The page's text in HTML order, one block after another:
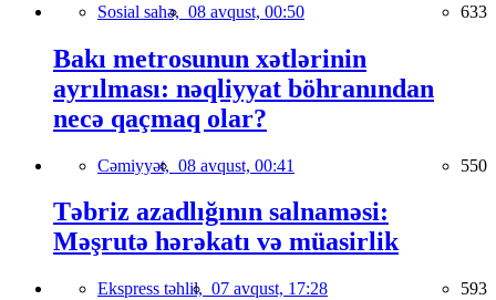
Sosial sahə, 08 avqust, 00:50 633
Bakı metrosunun xətlərinin
ayrılması: nəqliyyat böhranından
necə qaçmaq olar?
Cəmiyyət, 08 avqust, 00:41 550
Təbriz azadlığının salnaməsi:
Məşrutə hərəkatı və müasirlik
Ekspress təhlil, 07 avqust, 17:28 593